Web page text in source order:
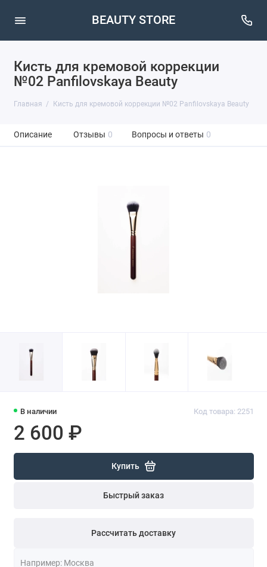
BEAUTY STORE
Кисть для кремовой коррекции
№02 Panfilovskaya Beauty
Главная Кисть для кремовой коррекции №02 Panfilovskaya Beauty
Описание Отзывы 0 Вопросы и ответы 0
В наличии Код товара: 2251
2 600 ₽
Купить
Быстрый заказ
Рассчитать доставку